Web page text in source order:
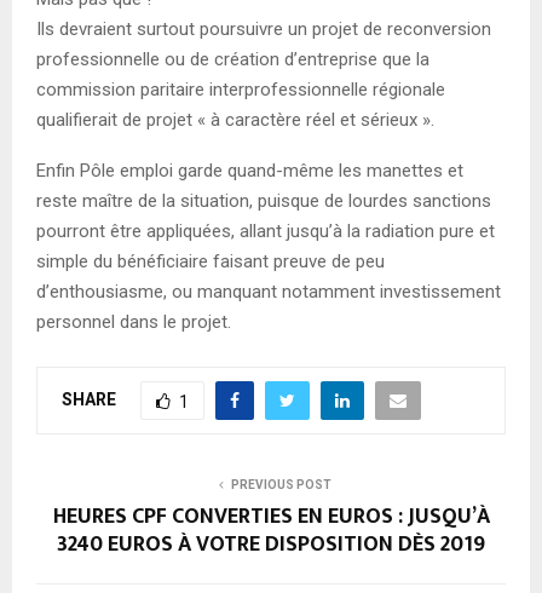
Ils devraient surtout poursuivre un projet de reconversion
professionnelle ou de création d’entreprise que la
commission paritaire interprofessionnelle régionale
qualifierait de projet « à caractère réel et sérieux ».
Enfin Pôle emploi garde quand-même les manettes et
reste maître de la situation, puisque de lourdes sanctions
pourront être appliquées, allant jusqu’à la radiation pure et
simple du bénéficiaire faisant preuve de peu
d’enthousiasme, ou manquant notamment investissement
personnel dans le projet.
SHARE 1
PREVIOUS POST
HEURES CPF CONVERTIES EN EUROS : JUSQU’À
3240 EUROS À VOTRE DISPOSITION DÈS 2019